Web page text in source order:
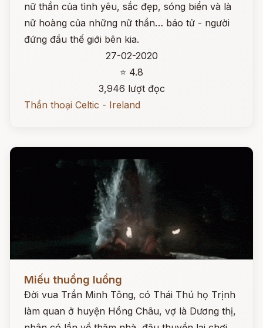
nữ thần của tình yêu, sắc đẹp, sóng biển và là
nữ hoàng của những nữ thần… báo tử - người
đứng đầu thế giới bên kia.
27-02-2020
⭐ 4.8
3,946 lượt đọc
Thần thoại Celtic - Ireland
Đọc ngay
Miếu thuồng luồng
Đời vua Trần Minh Tông, có Thái Thú họ Trịnh
làm quan ở huyện Hồng Châu, vợ là Dương thị,